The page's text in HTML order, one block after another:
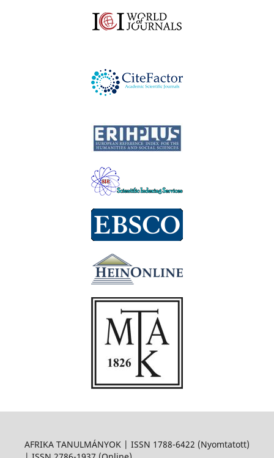
AFRIKA TANULMÁNYOK | ISSN 1788-6422 (Nyomtatott)